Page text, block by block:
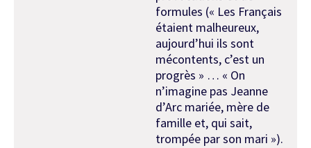
formules (« Les Français
étaient malheureux,
aujourd’hui ils sont
mécontents, c’est un
progrès » … « On
n’imagine pas Jeanne
d’Arc mariée, mère de
famille et, qui sait,
trompée par son mari »).